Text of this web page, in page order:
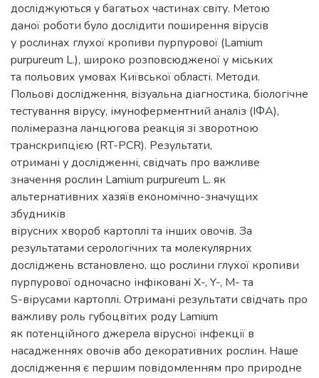
досліджуються у багатьох частинах світу. Метою
даної роботи було дослідити поширення вірусів
у рослинах глухої кропиви пурпурової (Lamium
purpureum L.), широко розповсюдженої у міських
та польових умовах Київської області. Методи.
Польові дослідження, візуальна діагностика, біологічне
тестування вірусу, імуноферментний аналіз (ІФА),
полімеразна ланцюгова реакція зі зворотною
транскрипцією (RT-PCR). Результати,
отримані у дослідженні, свідчать про важливе
значення рослин Lamium purpureum L. як
альтернативних хазяїв економічно-значущих
збудників
вірусних хвороб картоплі та інших овочів. За
результатами серологічних та молекулярних
досліджень встановлено, що рослини глухої кропиви
пурпурової одночасно інфіковані X-, Y-, M- та
S-вірусами картоплі. Отримані результати свідчать про
важливу роль губоцвітих роду Lamium
як потенційного джерела вірусної інфекції в
насадженнях овочів або декоративних рослин. Наше
дослідження є першим повідомленням про природне